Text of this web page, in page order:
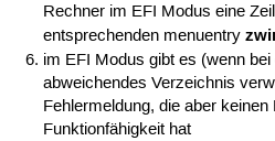
Rechner im EFI Modus eine
entsprechenden menuentry
im EFI Modus gibt es (wenn
abweichendes Verzeichnis
Fehlermeldung, die aber keinen
Funktionfähigkeit hat